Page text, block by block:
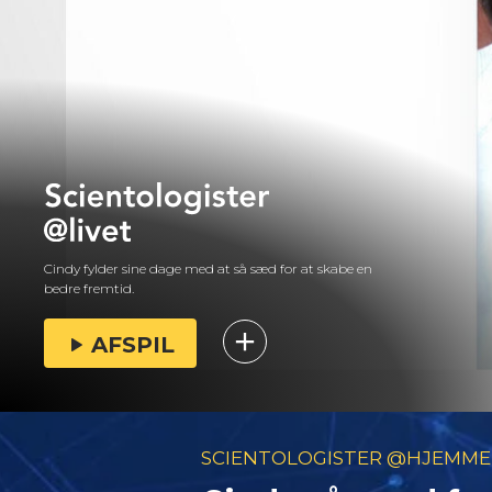
Cindy fylder sine dage med at så sæd for at skabe en
bedre fremtid.
AFSPIL
SCIENTOLOGISTER @HJEMME